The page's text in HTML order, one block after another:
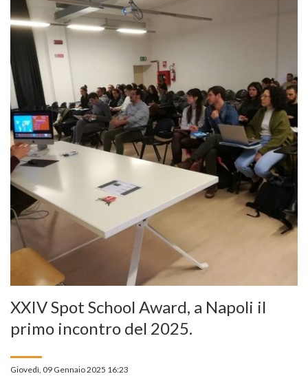
XXIV Spot School Award, a Napoli il
primo incontro del 2025.
Giovedì, 09 Gennaio 2025 16:23